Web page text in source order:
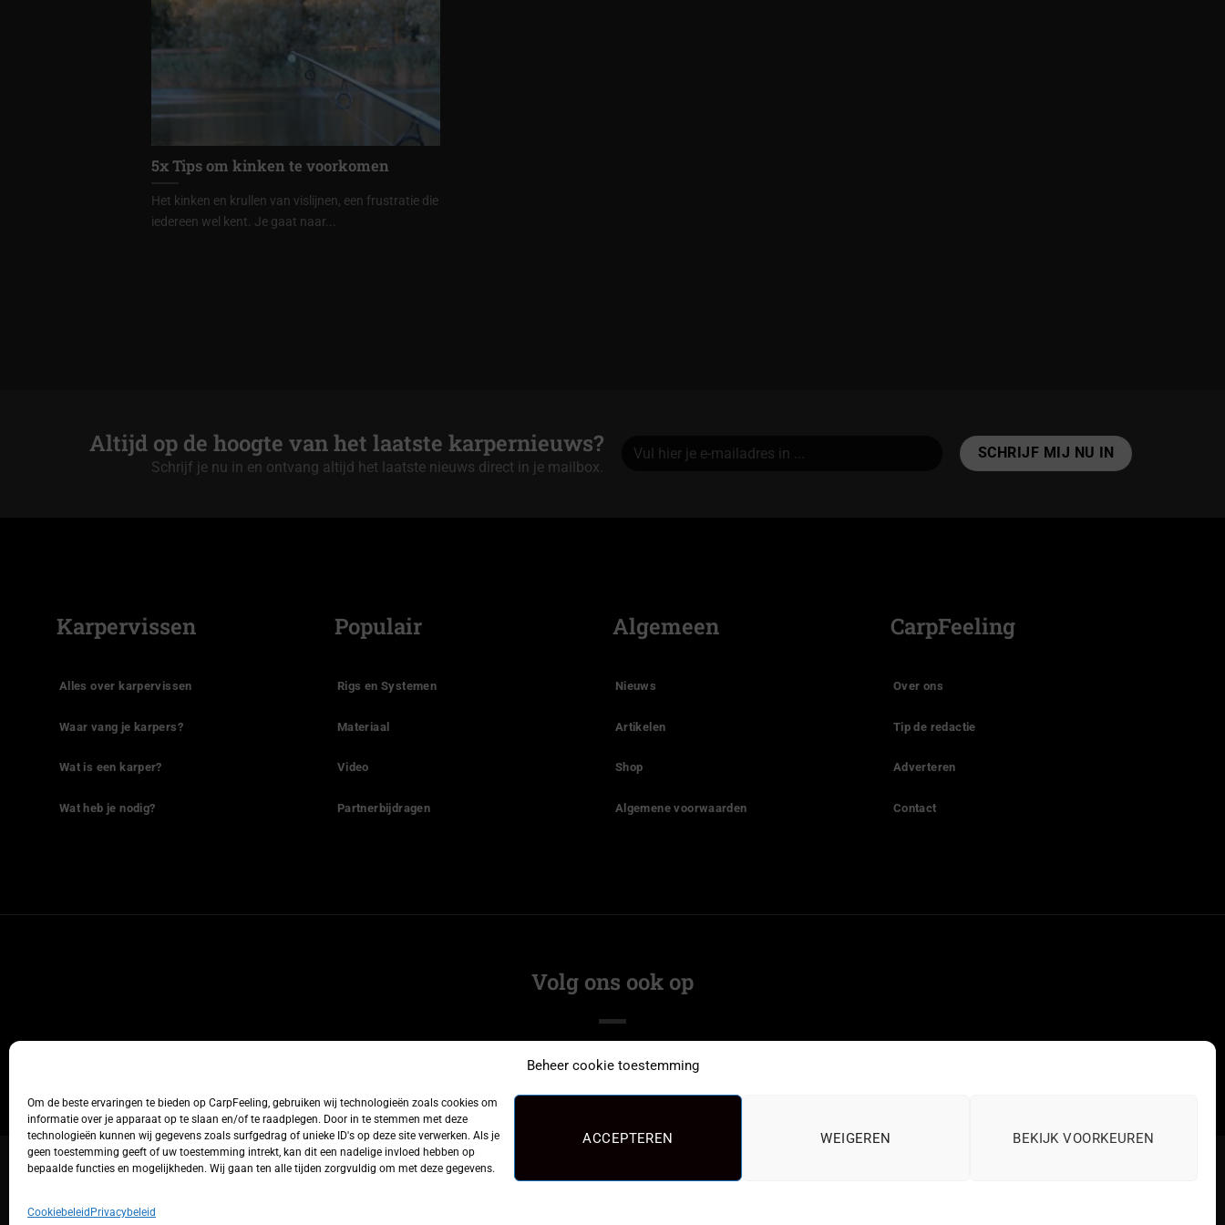
Beheer cookie toestemming
Om de beste ervaringen te bieden op CarpFeeling, gebruiken wij technologieën zoals cookies om
informatie over je apparaat op te slaan en/of te raadplegen. Door in te stemmen met deze
technologieën kunnen wij gegevens zoals surfgedrag of unieke ID's op deze site verwerken. Als je
geen toestemming geeft of uw toestemming intrekt, kan dit een nadelige invloed hebben op
bepaalde functies en mogelijkheden. Wij gaan ten alle tijden zorgvuldig om met deze gegevens.
ACCEPTEREN WEIGEREN BEKIJK VOORKEUREN
Cookiebeleid Privacybeleid
5x Tips om kinken te voorkomen
Het kinken en krullen van vislijnen, een frustratie die
iedereen wel kent. Je gaat naar...
Altijd op de hoogte van het laatste karpernieuws?
Schrijf je nu in en ontvang altijd het laatste nieuws direct in je mailbox.
Karpervissen
Alles over karpervissen
Waar vang je karpers?
Wat is een karper?
Wat heb je nodig?
Populair
Rigs en Systemen
Materiaal
Video
Partnerbijdragen
Algemeen
Nieuws
Artikelen
Shop
Algemene voorwaarden
CarpFeeling
Over ons
Tip de redactie
Adverteren
Contact
Volg ons ook op